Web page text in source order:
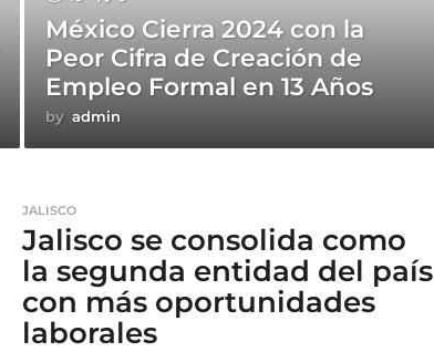
México Cierra 2024 con la
Peor Cifra de Creación de
Empleo Formal en 13 Años
by admin
JALISCO
Jalisco se consolida como
la segunda entidad del país
con más oportunidades
laborales